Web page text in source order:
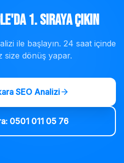
1. Sıraya Çıkın
ile başlayın. 24 saat içinde
size dönüş yapar.
SEO Analizi
0501 011 05 76